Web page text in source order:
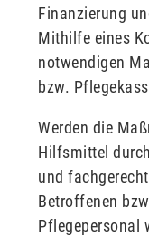
Finanzierung
Mithilfe eines
notwendigen
bzw.
Werden die
Hilfsmittel
und
Betroffenen
Pflegepersonal